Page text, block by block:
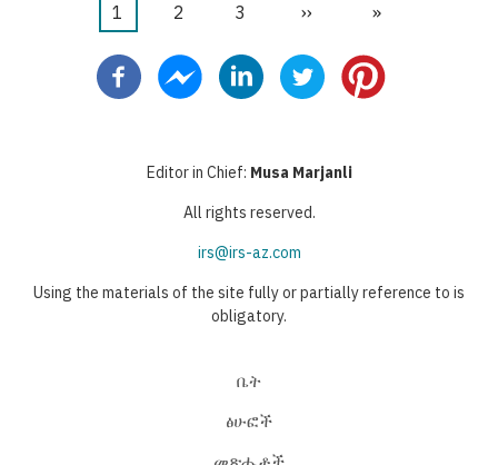
Pagination
Current
1 ገጽ
2 ገጽ
3
Next
››
Last
»
Editor in Chief: Musa Marjanli
All rights reserved.
irs@irs-az.com
Using the materials of the site fully or partially reference to is
obligatory.
ቤት
ፅሁፎች